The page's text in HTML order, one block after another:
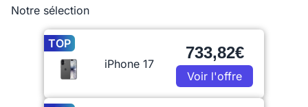
Notre sélection
TOP
iPhone 17
733,82€
Voir l'offre